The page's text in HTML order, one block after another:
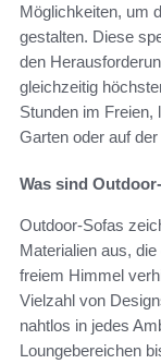
Möglichkeiten, um
gestalten. Diese
den
gleichzeitig
Stunden im Freien,
Garten oder auf
Was sind
Outdoor-Sofas
Materialien aus,
freiem Himmel
Vielzahl von
nahtlos in jedes
Loungebereichen